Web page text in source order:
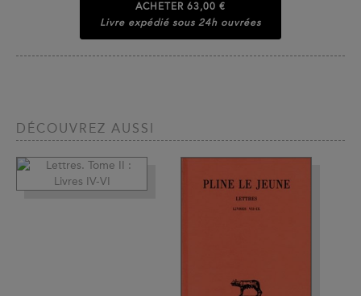
ACHETER 63,00 €
Livre expédié sous 24h ouvrées
DÉCOUVREZ AUSSI